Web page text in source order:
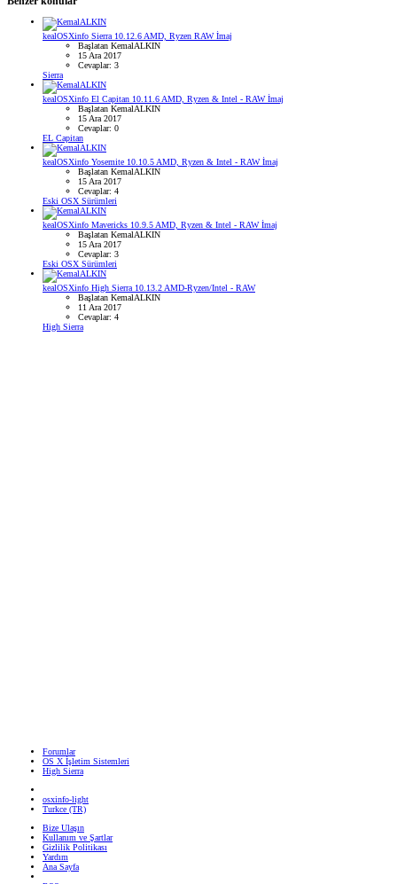
kealOSXinfo Sierra 10.12.6 AMD, Ryzen RAW İmaj
Başlatan KemalALKIN
15 Ara 2017
Cevaplar: 3
Sierra
kealOSXinfo El Capitan 10.11.6 AMD, Ryzen & Intel - RAW İmaj
Başlatan KemalALKIN
15 Ara 2017
Cevaplar: 0
EL Capitan
kealOSXinfo Yosemite 10.10.5 AMD, Ryzen & Intel - RAW İmaj
Başlatan KemalALKIN
15 Ara 2017
Cevaplar: 4
Eski OSX Sürümleri
kealOSXinfo Mavericks 10.9.5 AMD, Ryzen & Intel - RAW İmaj
Başlatan KemalALKIN
15 Ara 2017
Cevaplar: 3
Eski OSX Sürümleri
kealOSXinfo High Sierra 10.13.2 AMD-Ryzen/Intel - RAW
Başlatan KemalALKIN
11 Ara 2017
Cevaplar: 4
High Sierra
Forumlar
OS X İşletim Sistemleri
High Sierra
osxinfo-light
Turkce (TR)
Bize Ulaşın
Kullanım ve Şartlar
Gizlilik Politikası
Yardım
Ana Sayfa